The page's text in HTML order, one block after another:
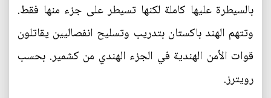
بالسيطرة عليها كاملة لكنها تسيطر على جزء منها فقط.
وتتهم الهند باكستان بتدريب وتسليح انفصاليين يقاتلون
قوات الأمن الهندية في الجزء الهندي من كشمير. بحسب
رويترز.